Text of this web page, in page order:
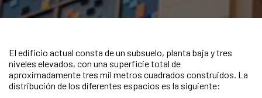
El edificio actual consta de un subsuelo, planta baja y tres
niveles elevados, con una superficie total de
aproximadamente tres mil metros cuadrados construidos. La
distribución de los diferentes espacios es la siguiente: